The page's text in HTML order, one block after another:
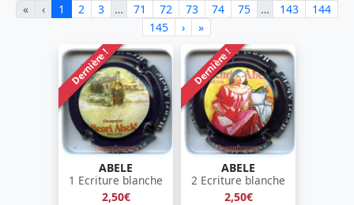
« ‹ 1 2 3 … 71 72 73 74 75 … 143
144
145
› »
Dernière !
ABELE
1 Ecriture blanche
2,50€
Dernière !
ABELE
2 Ecriture blanche
2,50€